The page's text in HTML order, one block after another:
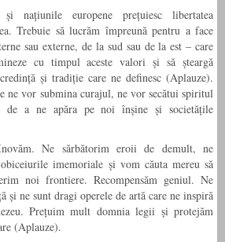
națiunile europene prețuiesc libertatea
Trebuie să lucrăm împreună pentru a face
sau externe, de la sud sau de la est – care
cu timpul aceste valori și să șteargă
și tradiție care ne definesc (Aplauze).
ne vor submina curajul, ne vor secătui spiritul
a ne apăra pe noi înșine și societățile
Ne sărbătorim eroii de demult, ne
imemoriale și vom căuta mereu să
noi frontiere. Recompensăm geniul. Ne
și ne sunt dragi operele de artă care ne inspiră
Prețuim mult domnia legii și protejăm
(Aplauze).